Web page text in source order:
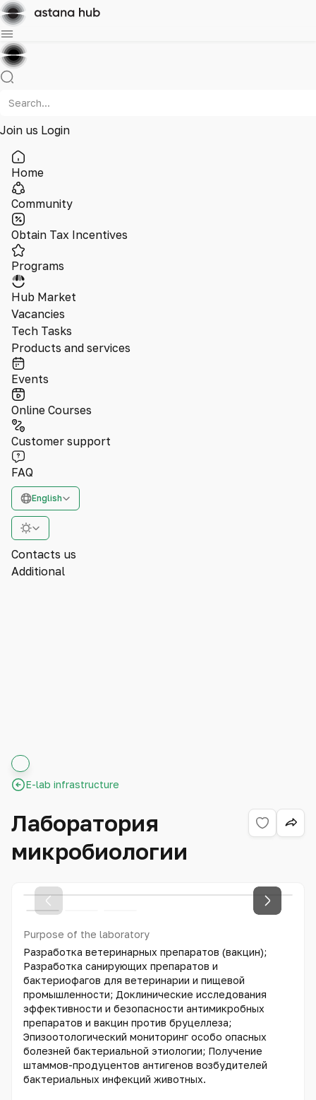
Join us Login
Home
Community
Obtain Tax Incentives
Programs
Hub Market
Vacancies
Tech Tasks
Products and services
Events
Online Courses
Customer support
FAQ
English
Contacts us
Additional
E-lab infrastructure
Лаборатория
микробиологии
Purpose of the laboratory
Разработка ветеринарных препаратов (вакцин);
Разработка санирующих препаратов и
бактериофагов для ветеринарии и пищевой
промышленности; Доклинические исследования
эффективности и безопасности антимикробных
препаратов и вакцин против бруцеллеза;
Эпизоотологический мониторинг особо опасных
болезней бактериальной этиологии; Получение
штаммов-продуцентов антигенов возбудителей
бактериальных инфекций животных.